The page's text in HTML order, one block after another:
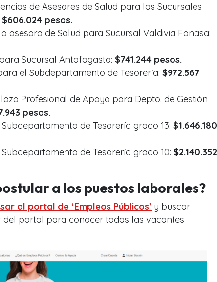
de Asesores de Salud para las Sucursales
$606.024 pesos.
asesora de Salud para Sucursal Valdivia Fonasa:
Sucursal Antofagasta: $741.244 pesos.
el Subdepartamento de Tesorería: $972.567
Profesional de Apoyo para Depto. de Gestión
pesos.
de Tesorería grado 13: $1.646.180
de Tesorería grado 10: $2.140.352
a los puestos laborales?
al portal de ‘Empleos Públicos’ y buscar
del portal para conocer todas las vacantes